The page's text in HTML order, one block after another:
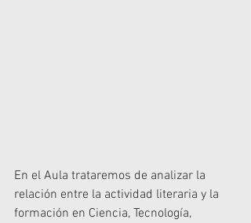
En el Aula trataremos de analizar la
relación entre la actividad literaria y la
formación en Ciencia, Tecnología,